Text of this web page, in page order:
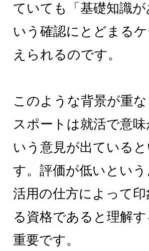
ていても「基礎知識が
いう確認にとどまる
えられるのです。
このような背景が重
スポートは就活で意味
いう意見が出ていると
す。評価が低いという
活用の仕方によって
る資格であると理解
重要です。